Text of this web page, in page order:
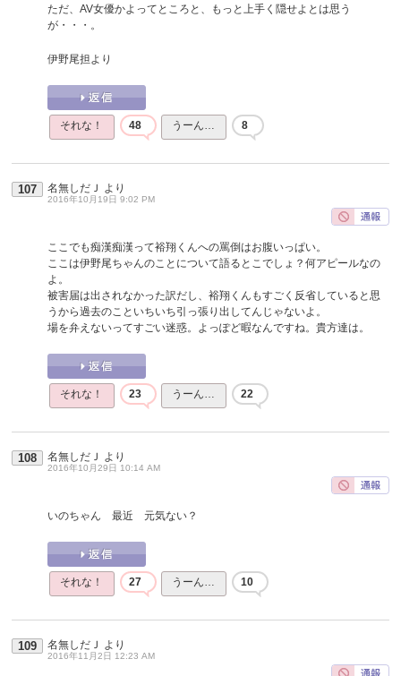
ただ、AV女優かよってところと、もっと上手く隠せよとは思う
が・・・。
伊野尾担より
それな！ 48 うーん… 8
107 名無しだＪ より
2016年10月19日 9:02 PM
ここでも痴漢痴漢って裕翔くんへの罵倒はお腹いっぱい。
ここは伊野尾ちゃんのことについて語るとこでしょ？何アピールなの
よ。
被害届は出されなかった訳だし、裕翔くんもすごく反省していると思
うから過去のこといちいち引っ張り出してんじゃないよ。
場を弁えないってすごい迷惑。よっぽど暇なんですね。貴方達は。
それな！ 23 うーん… 22
108 名無しだＪ より
2016年10月29日 10:14 AM
いのちゃん 最近 元気ない？
それな！ 27 うーん… 10
109 名無しだＪ より
2016年11月2日 12:23 AM